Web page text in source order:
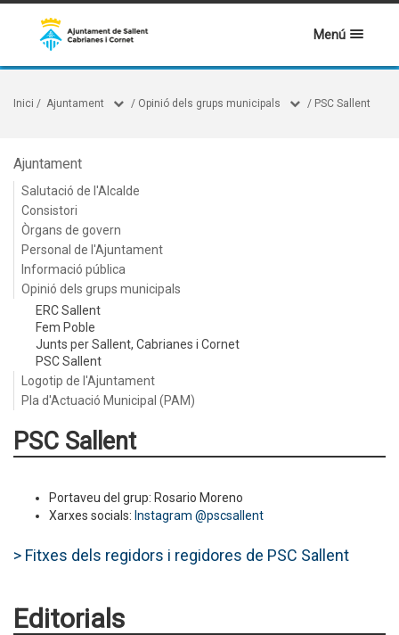
Menú
Inici / Ajuntament / Opinió dels grups municipals / PSC Sallent
Ajuntament
Salutació de l'Alcalde
Consistori
Òrgans de govern
Personal de l'Ajuntament
Informació pública
Opinió dels grups municipals
ERC Sallent
Fem Poble
Junts per Sallent, Cabrianes i Cornet
PSC Sallent
Logotip de l'Ajuntament
Pla d'Actuació Municipal (PAM)
PSC Sallent
Portaveu del grup: Rosario Moreno
Xarxes socials: Instagram @pscsallent
> Fitxes dels regidors i regidores de PSC Sallent
Editorials